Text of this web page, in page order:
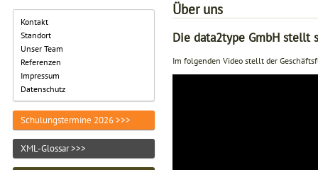
Kontakt
Standort
Unser Team
Referenzen
Impressum
Datenschutz
Schulungstermine 2026 >>>
XML-Glossar >>>
Über uns
Die data2type GmbH stellt
Im folgenden Video stellt der